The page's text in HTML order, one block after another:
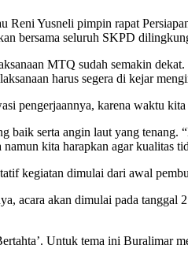
Reni Yusneli pimpin rapat
bersama seluruh SKPD
MTQ sudah semakin
harus segera di kejar
pengerjaannya, karena waktu
baik serta angin laut yang
kita harapkan agar kualitas
kegiatan dimulai dari awal
acara akan dimulai pada
Untuk tema ini Buralimar